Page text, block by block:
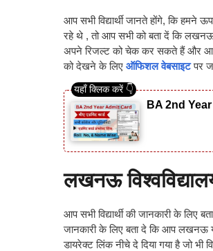
आप सभी विद्यार्थी जानते होंगे, कि हमने
रहे थे , तो आप सभी को बता दें कि लखनऊ
अपने रिजल्ट को चेक कर सकते हैं और
को देखने के लिए ऑफिशल वेबसाइटपर
BA 2nd
लखनऊ
आप सभी विद्यार्थी की जानकारी के
जानकारी के लिए बता दे कि आप लखनऊ
डायरेक्ट लिंक नीचे दे दिया गया है जो भी